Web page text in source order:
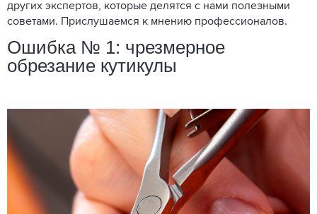
других экспертов, которые делятся с нами полезными
советами. Прислушаемся к мнению профессионалов.
Ошибка № 1: чрезмерное
обрезание кутикулы